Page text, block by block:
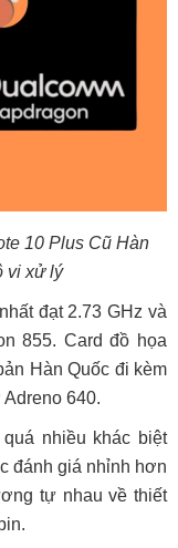
10 Plus Cũ Hàn
vi xử lý
đạt 2.73 GHz và
855. Card đồ họa
Hàn Quốc đi kèm
640.
nhiều khác biệt
đánh giá nhỉnh hơn
tự nhau về thiết